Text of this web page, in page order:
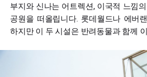
부지와 신나는 어트렉션, 이국적 느낌
공원을 떠올립니다. 롯데월드나 에버
하지만 이 두 시설은 반려동물과 함께